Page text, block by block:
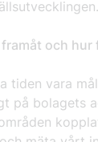
och
tiden vara
på bolagets